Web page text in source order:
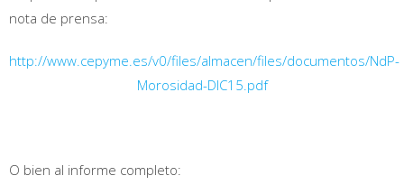
nota de prensa:
http://www.cepyme.es/v0/files/almacen/files/documentos/NdP-
Morosidad-DIC15.pdf
O bien al informe completo: